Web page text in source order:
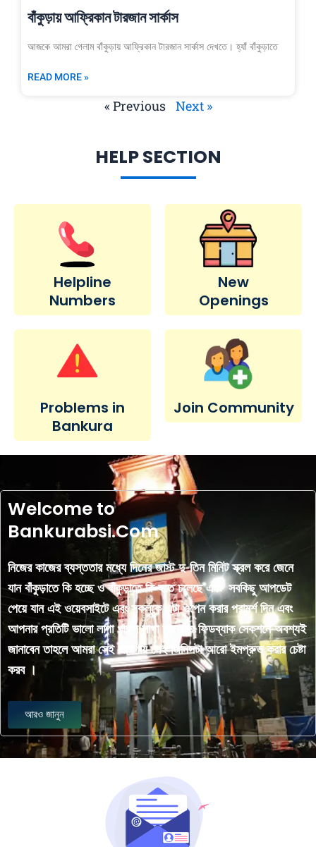
বাঁকুড়ায় আফ্রিকান টারজান সার্কাস
আজকে আমরা গেলাম বাঁকুড়ায় আফ্রিকান টারজান সার্কাস দেখতে। হ্যাঁ বাঁকুড়াতে
READ MORE »
« Previous Next »
HELP SECTION
Helpline
Numbers
New
Openings
Problems in
Bankura
Join Community
Welcome to
Bankurabsi.Com
নিজের কাজের ব্যস্ততার মধ্যে দিনের জাস্ট দু-তিন মিনিট স্ক্রল করে জেনে
যান বাঁকুড়াতে কি হচ্ছে ও বাঁকুড়াতে কি হতে চলেছে এবং সবকিছু আপডেট
পেয়ে যান এই ওয়েবসাইটে এবং সকলকে এটা ওপেন করার পরামর্শ দিন এবং
আপনার প্রতিটি ভালো লাগা খারাপ লাগা আমাদের ফিডব্যাক সেকশনে অবশ্যই
জানাবেন তাহলে আমরা সেই জায়গায় সেই জিনিসটা আরো ইমপ্রুভ করার চেষ্টা
করব ।
আরও জানুন